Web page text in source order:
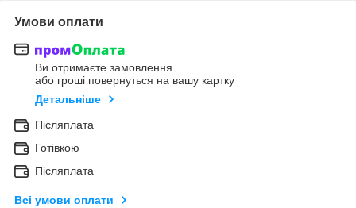
Умови оплати
Ви отримаєте замовлення
або гроші повернуться на вашу картку
Детальніше
Післяплата
Готівкою
Післяплата
Всі умови оплати